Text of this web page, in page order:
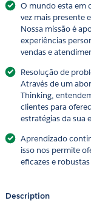
O mundo esta em
vez mais presente
Nossa missão é
experiências
vendas e
Resolução de
Através de um
Thinking,
clientes para
estratégias da sua
Aprendizado
isso nos permite
eficazes e
Description